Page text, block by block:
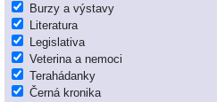
Burzy a výstavy
Literatura
Legislativa
Veterina a nemoci
Terahádanky
Černá kronika